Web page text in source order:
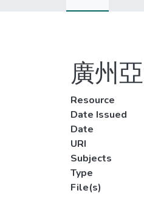
廣州
Resource
Date Issued
Date
URI
Subjects
Type
File(s)